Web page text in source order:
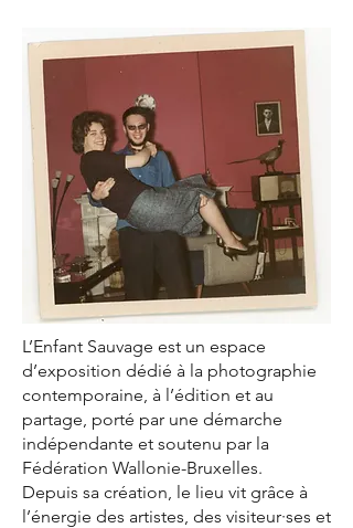
L’Enfant Sauvage est un espace
d’exposition dédié à la photographie
contemporaine, à l’édition et au
partage, porté par une démarche
indépendante et soutenu par la
Fédération Wallonie-Bruxelles.
Depuis sa création, le lieu vit grâce à
l’énergie des artistes, des visiteur·ses et